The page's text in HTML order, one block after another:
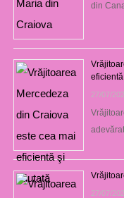
din
27/07/
27/07/